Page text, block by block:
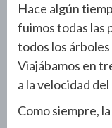
Hace algún
fuimos todas las
todos los
Viajábamos en
a la velocidad
Como siempre,